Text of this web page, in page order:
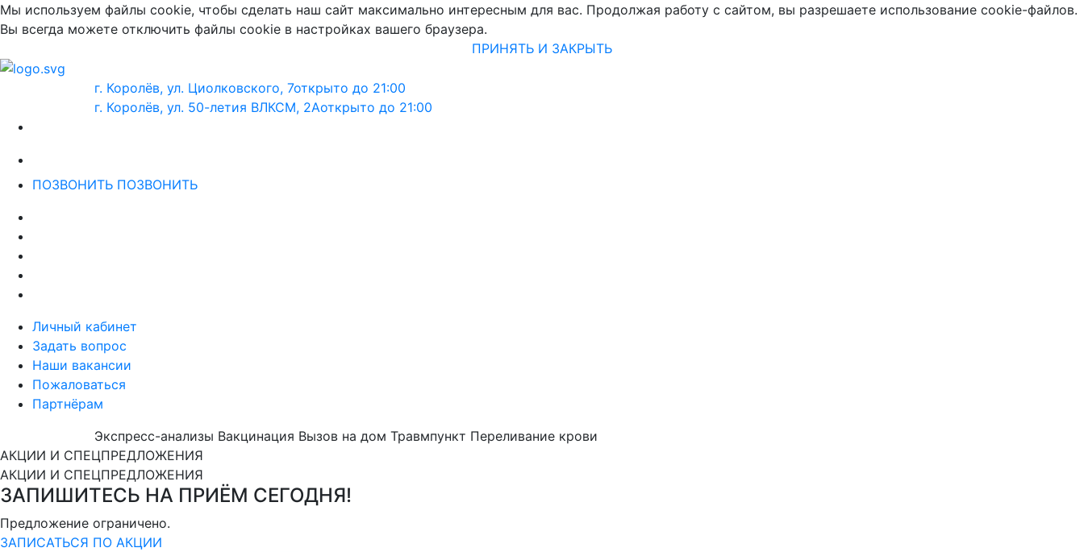
Мы используем файлы cookie, чтобы сделать наш сайт максимально интересным для вас. Продолжая работу с сайтом, вы разрешаете использование cookie-файлов.
Вы всегда можете отключить файлы cookie в настройках вашего браузера.
ПРИНЯТЬ И ЗАКРЫТЬ
г. Королёв, ул. Циолковского, 7открыто до 21:00
г. Королёв, ул. 50-летия ВЛКСМ, 2Аоткрыто до 21:00
ПОЗВОНИТЬ ПОЗВОНИТЬ
Личный кабинет
Задать вопрос
Наши вакансии
Пожаловаться
Партнёрам
Экспресс-анализы Вакцинация Вызов на дом Травмпункт Переливание крови
АКЦИИ И СПЕЦПРЕДЛОЖЕНИЯ
АКЦИИ И СПЕЦПРЕДЛОЖЕНИЯ
ЗАПИШИТЕСЬ НА ПРИЁМ СЕГОДНЯ!
Предложение ограничено.
ЗАПИСАТЬСЯ ПО АКЦИИ